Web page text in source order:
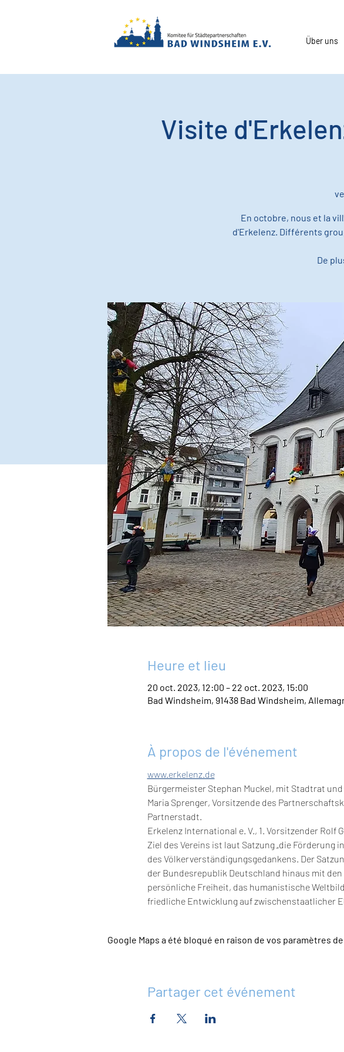
Über uns
Visite
En octobre, nous et la
d'Erkelenz. Différents
De
Heure et lieu
20 oct. 2023, 12:00 – 22 oct. 2023, 15:00
Bad Windsheim, 91438 Bad Windsheim,
À propos de l'événement
www.erkelenz.de
Bürgermeister Stephan Muckel, mit Stadtrat
Maria Sprenger, Vorsitzende des
Partnerstadt.
Erkelenz International e. V., 1. Vorsitzender Rolf
Ziel des Vereins ist laut Satzung „die
des Völkerverständigungsgedankens. Der
der Bundesrepublik Deutschland hinaus mit
persönliche Freiheit, das humanistische
friedliche Entwicklung auf zwischenstaatlicher
Google Maps a été bloqué en raison de vos paramètres
Partager cet événement